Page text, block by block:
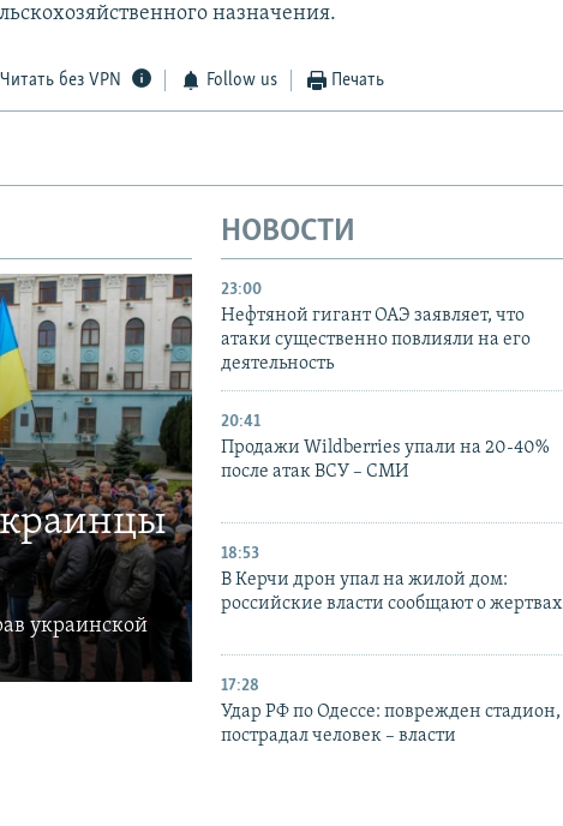
назначения.
Читать без VPN Follow us Печать
украинской
НОВОСТИ
23:00
Нефтяной гигант ОАЭ заявляет, что
атаки существенно повлияли на его
деятельность
20:41
Продажи Wildberries упали на 20-40%
после атак ВСУ – СМИ
18:53
В Керчи дрон упал на жилой дом:
российские власти сообщают о жертвах
17:28
Удар РФ по Одессе: поврежден стадион,
пострадал человек – власти